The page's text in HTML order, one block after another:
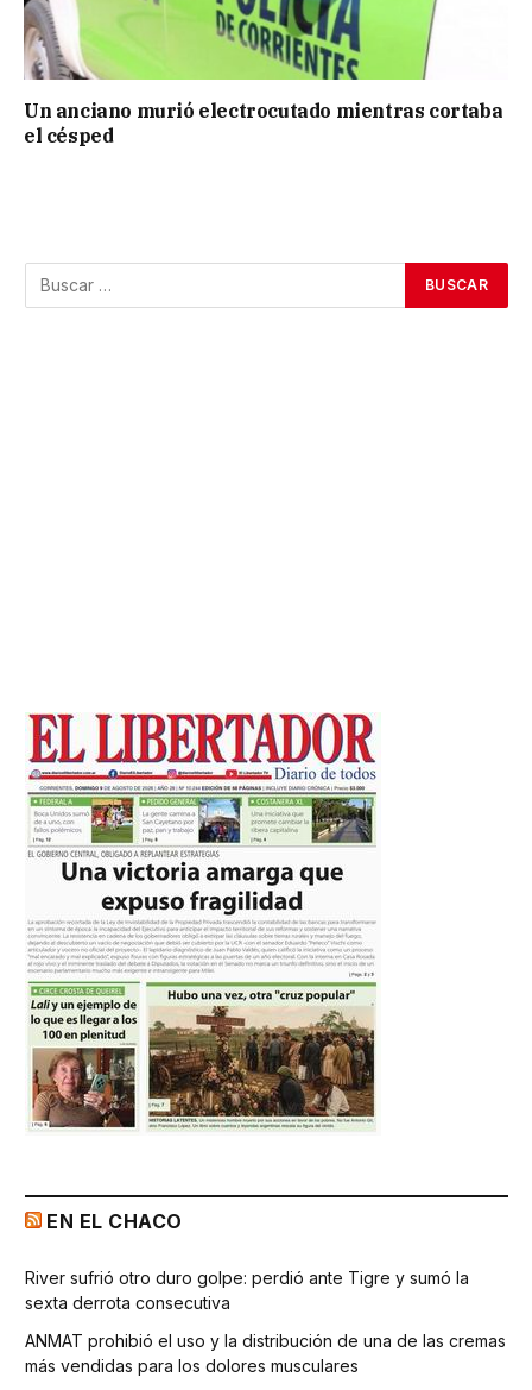
Un anciano murió electrocutado mientras cortaba
el césped
EN EL CHACO
River sufrió otro duro golpe: perdió ante Tigre y sumó la
sexta derrota consecutiva
ANMAT prohibió el uso y la distribución de una de las cremas
más vendidas para los dolores musculares